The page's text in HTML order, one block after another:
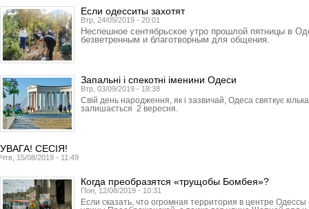
Если одесситы захотят
Втр, 24/09/2019 - 20:01
Неспешное сентябрьское утро прошлой пятницы в
безветренным и благотворным для общения.
Запальні і спекотні іменини Одеси
Втр, 03/09/2019 - 18:38
Свій день народження, як і зазвичай, Одеса святкує
залишається 2 вересня.
УВАГА! СЕСІЯ!
Чтв, 15/08/2019 - 11:49
Когда преобразятся «трущобы Бомбея»?
Пон, 12/08/2019 - 10:31
Если сказать, что огромная территория в центре